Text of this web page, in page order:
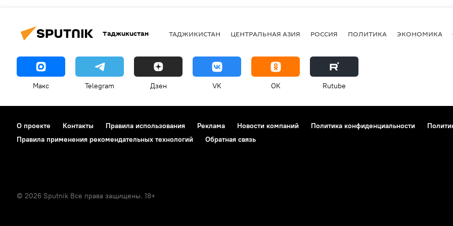
Таджикистан ТАДЖИКИСТАН ЦЕНТРАЛЬНАЯ АЗИЯ РОССИЯ ПОЛИТИКА ЭКОНОМИКА
Макс Telegram Дзен VK OK Rutube
О проекте Контакты Правила использования Реклама Новости компаний Политика конфиденциальности
Правила применения рекомендательных технологий
Обратная связь
© 2026 Sputnik Все права защищены. 18+